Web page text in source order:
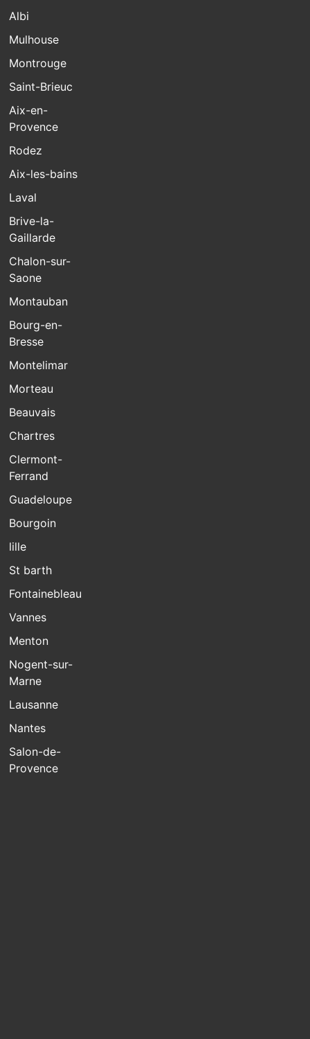
Albi
Mulhouse
Montrouge
Saint-Brieuc
Aix-en-
Provence
Rodez
Aix-les-bains
Laval
Brive-la-
Gaillarde
Chalon-sur-
Saone
Montauban
Bourg-en-
Bresse
Montelimar
Morteau
Beauvais
Chartres
Clermont-
Ferrand
Guadeloupe
Bourgoin
lille
St barth
Fontainebleau
Vannes
Menton
Nogent-sur-
Marne
Lausanne
Nantes
Salon-de-
Provence